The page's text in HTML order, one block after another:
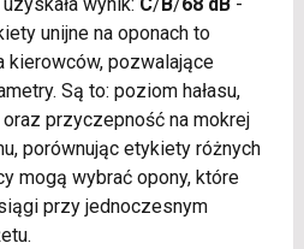
unijne na oponach to
kierowców, pozwalające
Są to: poziom hałasu,
przyczepność na mokrej
porównując etykiety różnych
mogą wybrać opony, które
przy jednoczesnym